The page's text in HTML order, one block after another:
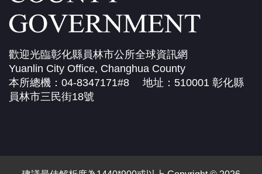
歡迎光臨彰化縣員林市公所全球資訊網
Yuanlin City Office, Changhua County
本所總機：04-8347171#8 地址：510001 彰化縣
員林市三民街18號